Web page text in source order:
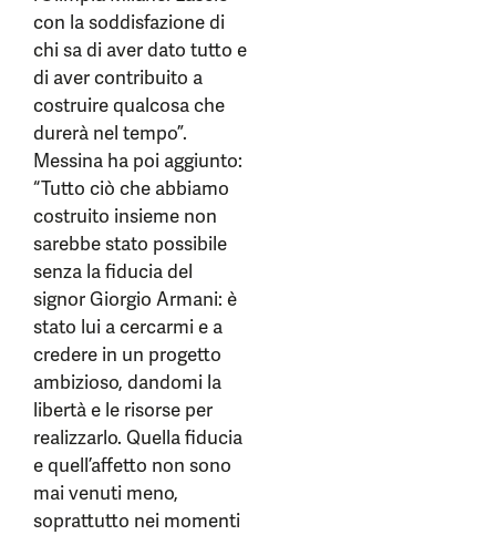
con la soddisfazione di
chi sa di aver dato tutto e
di aver contribuito a
costruire qualcosa che
durerà nel tempo”.
Messina ha poi aggiunto:
“Tutto ciò che abbiamo
costruito insieme non
sarebbe stato possibile
senza la fiducia del
signor Giorgio Armani: è
stato lui a cercarmi e a
credere in un progetto
ambizioso, dandomi la
libertà e le risorse per
realizzarlo. Quella fiducia
e quell’affetto non sono
mai venuti meno,
soprattutto nei momenti